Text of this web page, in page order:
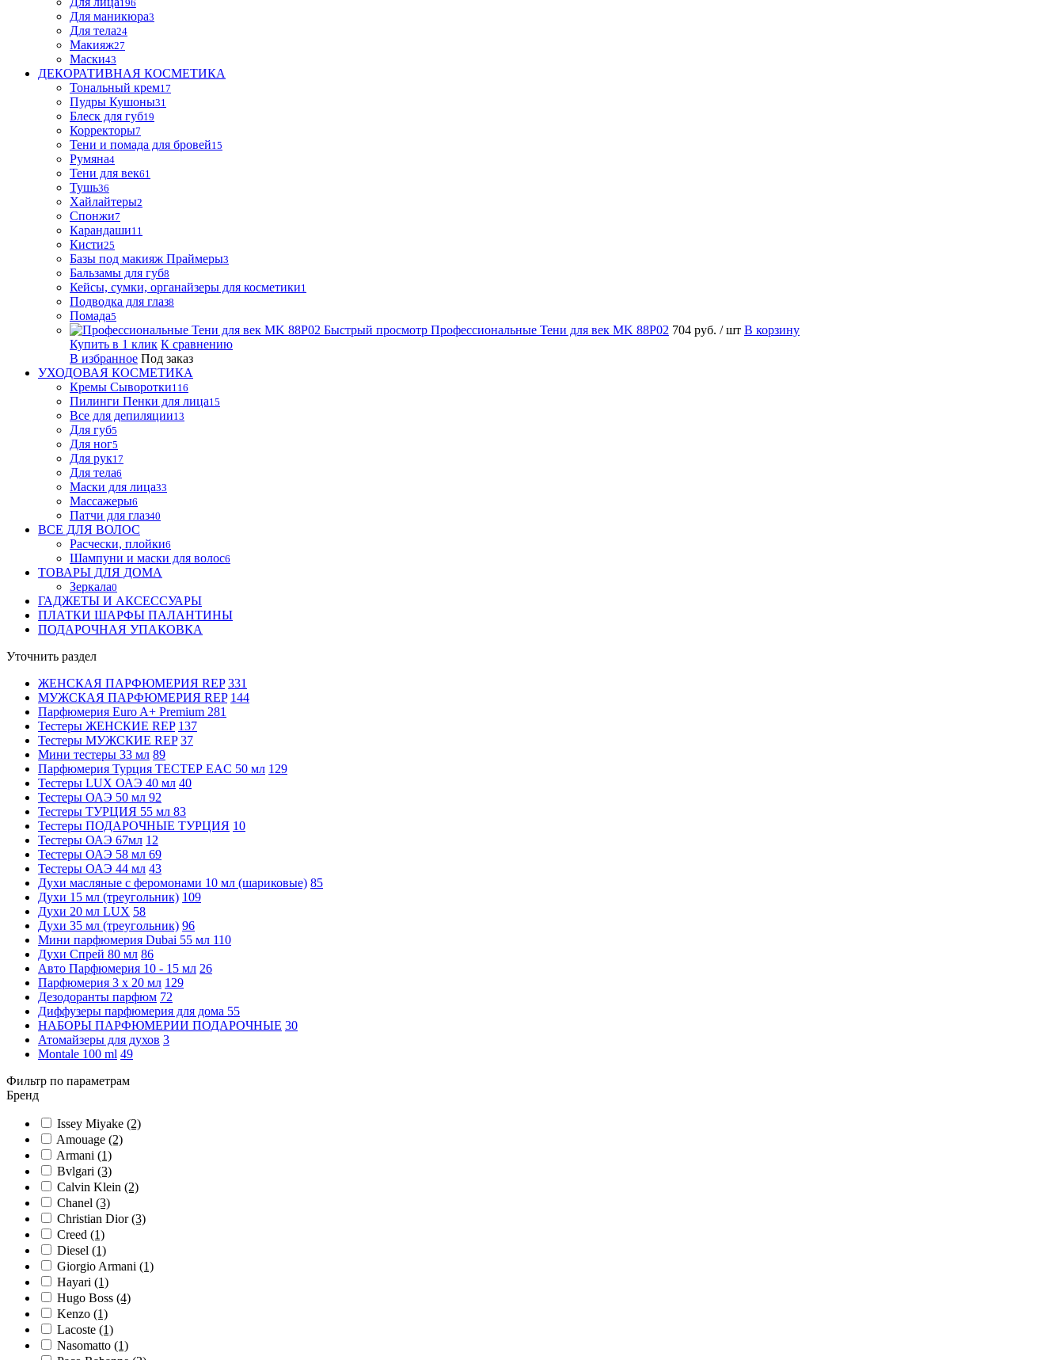
196
Для маникюра3
Для тела24
Макияж27
Маски43
ДЕКОРАТИВНАЯ КОСМЕТИКА
Тональный крем17
Пудры Кушоны31
Блеск для губ19
Корректоры7
Тени и помада для бровей15
Румяна4
Тени для век61
Тушь36
Хайлайтеры2
Спонжи7
Карандаши11
Кисти25
Базы под макияж Праймеры3
Бальзамы для губ8
Кейсы, сумки, органайзеры для косметики1
Подводка для глаз8
Помада5
Быстрый просмотр Профессиональные Тени для век MK 88P02 704 руб. / шт В корзину
Купить в 1 клик К сравнению
В избранное Под заказ
УХОДОВАЯ КОСМЕТИКА
Кремы Сыворотки116
Пилинги Пенки для лица15
Все для депиляции13
Для губ5
Для ног5
Для рук17
Для тела6
Маски для лица33
Массажеры6
Патчи для глаз40
ВСЕ ДЛЯ ВОЛОС
Расчески, плойки6
Шампуни и маски для волос6
ТОВАРЫ ДЛЯ ДОМА
Зеркала0
ГАДЖЕТЫ И АКСЕССУАРЫ
ПЛАТКИ ШАРФЫ ПАЛАНТИНЫ
ПОДАРОЧНАЯ УПАКОВКА
Уточнить раздел
ЖЕНСКАЯ ПАРФЮМЕРИЯ REP 331
МУЖСКАЯ ПАРФЮМЕРИЯ REP 144
Парфюмерия Euro A+ Premium 281
Тестеры ЖЕНСКИЕ REP 137
Тестеры МУЖСКИЕ REP 37
Мини тестеры 33 мл 89
Парфюмерия Турция ТЕСТЕР EAC 50 мл 129
Тестеры LUX ОАЭ 40 мл 40
Тестеры ОАЭ 50 мл 92
Тестеры ТУРЦИЯ 55 мл 83
Тестеры ПОДАРОЧНЫЕ ТУРЦИЯ 10
Тестеры ОАЭ 67мл 12
Тестеры ОАЭ 58 мл 69
Тестеры ОАЭ 44 мл 43
Духи масляные с феромонами 10 мл (шариковые) 85
Духи 15 мл (треугольник) 109
Духи 20 мл LUX 58
Духи 35 мл (треугольник) 96
Мини парфюмерия Dubai 55 мл 110
Духи Спрей 80 мл 86
Авто Парфюмерия 10 - 15 мл 26
Парфюмерия 3 х 20 мл 129
Дезодоранты парфюм 72
Диффузеры парфюмерия для дома 55
НАБОРЫ ПАРФЮМЕРИИ ПОДАРОЧНЫЕ 30
Атомайзеры для духов 3
Montale 100 ml 49
Фильтр по параметрам
Бренд
Issey Miyake (2)
Amouage (2)
Armani (1)
Bvlgari (3)
Calvin Klein (2)
Chanel (3)
Christian Dior(3)
Creed (1)
Diesel (1)
Giorgio Armani (1)
Hayari (1)
Hugo Boss (4)
Kenzo (1)
Lacoste (1)
Nasomatto (1)